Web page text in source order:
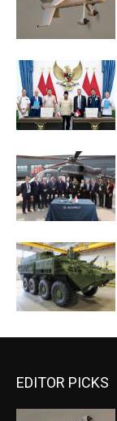
EDITOR PICKS